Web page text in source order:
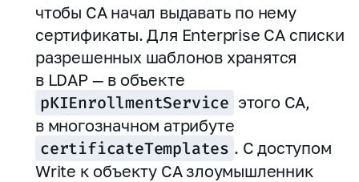
чтобы CA начал выдавать по нему
сертификаты. Для Enterprise CA списки
разрешенных шаблонов хранятся
в LDAP — в объекте
pKIEnrollmentService этого CA,
в многозначном атрибуте
certificateTemplates . С доступом
Write к объекту CA злоумышленник